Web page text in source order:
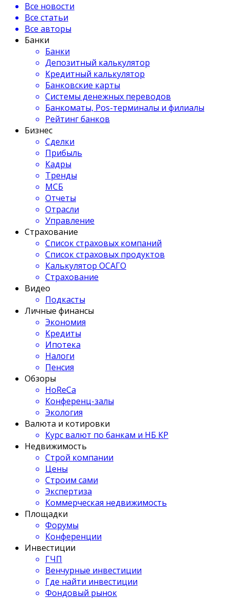
Все новости
Все статьи
Все авторы
Банки
Банки
Депозитный калькулятор
Кредитный калькулятор
Банковские карты
Системы денежных переводов
Банкоматы, Pos-терминалы и филиалы
Рейтинг банков
Бизнес
Сделки
Прибыль
Кадры
Тренды
МСБ
Отчеты
Отрасли
Управление
Страхование
Список страховых компаний
Список страховых продуктов
Калькулятор ОСАГО
Страхование
Видео
Подкасты
Личные финансы
Экономия
Кредиты
Ипотека
Налоги
Пенсия
Обзоры
HoReCa
Конференц-залы
Экология
Валюта и котировки
Курс валют по банкам и НБ КР
Недвижимость
Строй компании
Цены
Строим сами
Экспертиза
Коммерческая недвижимость
Площадки
Форумы
Конференции
Инвестиции
ГЧП
Венчурные инвестиции
Где найти инвестиции
Фондовый рынок